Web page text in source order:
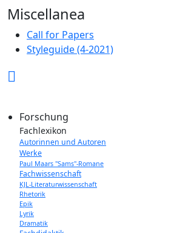
Miscellanea
Call for Papers
Styleguide (4-2021)
Forschung
Fachlexikon
Autorinnen und Autoren
Werke
Paul Maars "Sams"-Romane
Fachwissenschaft
KJL-Literaturwissenschaft
Rhetorik
Epik
Lyrik
Dramatik